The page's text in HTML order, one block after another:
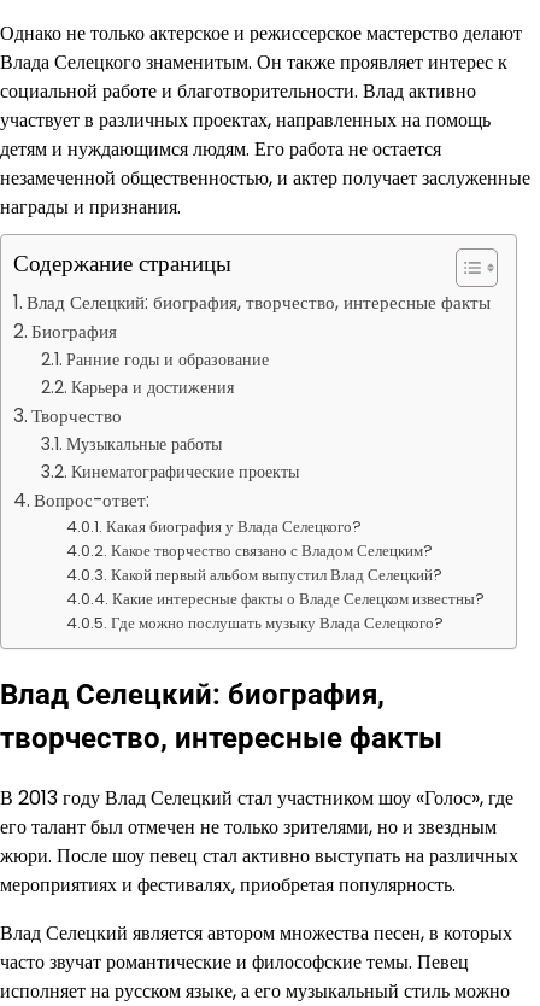
Однако не только актерское и режиссерское мастерство делают
Влада Селецкого знаменитым. Он также проявляет интерес к
социальной работе и благотворительности. Влад активно
участвует в различных проектах, направленных на помощь
детям и нуждающимся людям. Его работа не остается
незамеченной общественностью, и актер получает заслуженные
награды и признания.
Содержание страницы
Влад Селецкий: биография, творчество, интересные факты
Биография
Ранние годы и образование
Карьера и достижения
Творчество
Музыкальные работы
Кинематографические проекты
Вопрос-ответ:
Какая биография у Влада Селецкого?
Какое творчество связано с Владом Селецким?
Какой первый альбом выпустил Влад Селецкий?
Какие интересные факты о Владе Селецком известны?
Где можно послушать музыку Влада Селецкого?
Влад Селецкий: биография,
творчество, интересные факты
В 2013 году Влад Селецкий стал участником шоу «Голос», где
его талант был отмечен не только зрителями, но и звездным
жюри. После шоу певец стал активно выступать на различных
мероприятиях и фестивалях, приобретая популярность.
Влад Селецкий является автором множества песен, в которых
часто звучат романтические и философские темы. Певец
исполняет на русском языке, а его музыкальный стиль можно